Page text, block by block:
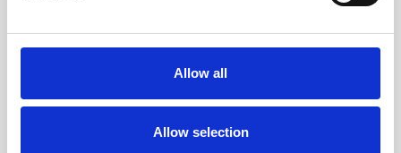
Allow all
Allow selection
Tradition